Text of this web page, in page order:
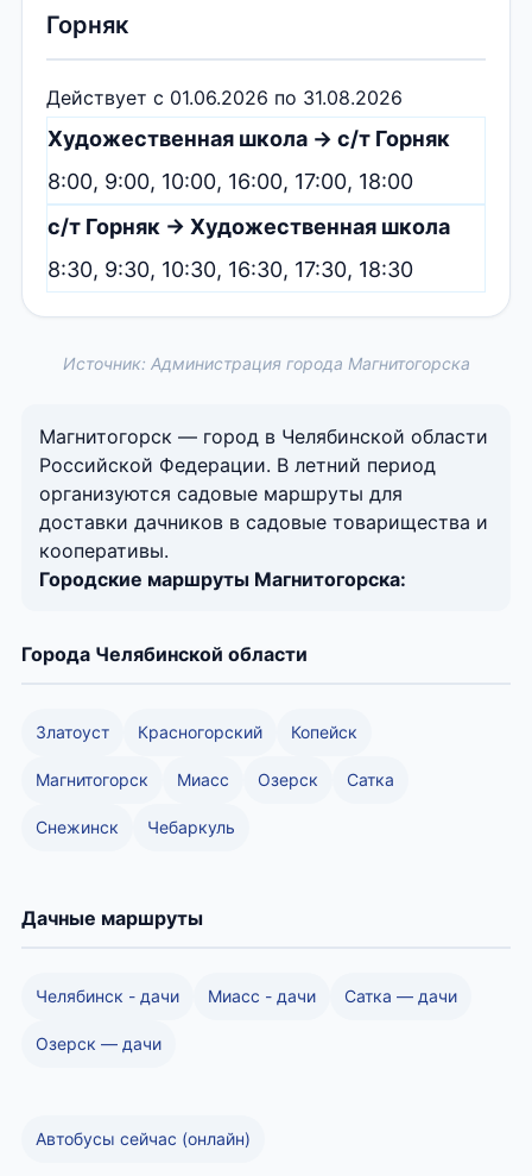
Горняк
Действует с 01.06.2026 по 31.08.2026
Художественная школа → с/т Горняк
8:00, 9:00, 10:00, 16:00, 17:00, 18:00
с/т Горняк → Художественная школа
8:30, 9:30, 10:30, 16:30, 17:30, 18:30
Источник: Администрация города Магнитогорска
Магнитогорск — город в Челябинской области
Российской Федерации. В летний период
организуются садовые маршруты для
доставки дачников в садовые товарищества и
кооперативы.
Городские маршруты Магнитогорска:
Города Челябинской области
Златоуст Красногорский Копейск
Магнитогорск Миасс Озерск Сатка
Снежинск Чебаркуль
Дачные маршруты
Челябинск - дачи Миасс - дачи Сатка — дачи
Озерск — дачи
Автобусы сейчас (онлайн)